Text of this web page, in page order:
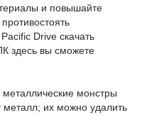
и повышайте
Drive скачать
здесь вы сможете
металлические монстры
металл; их можно удалить